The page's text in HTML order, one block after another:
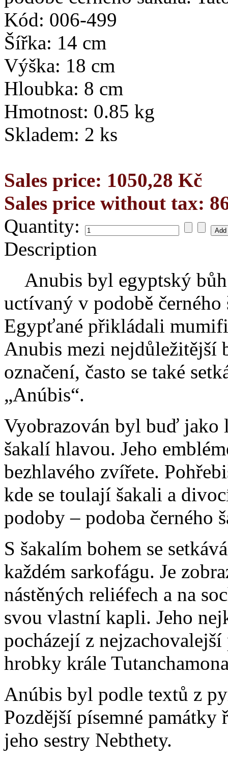
Kód: 006-499
Šířka: 14 cm
Výška: 18 cm
Hloubka: 8 cm
Hmotnost: 0.85 kg
Skladem: 2 ks
Sales price: 1050,28 Kč
Sales price without tax:
Quantity:
Description
Anubis byl egyptský
uctívaný v podobě
Egypťané přikládali
Anubis mezi nejdůležitější
označení, často se také
„Anúbis“.
Vyobrazován byl buď jako
šakalí hlavou. Jeho
bezhlavého zvířete.
kde se toulají šakali a
podoby – podoba černého
S šakalím bohem se
každém sarkofágu. Je
nástěných reliéfech a na
svou vlastní kapli. Jeho
pocházejí z
hrobky krále
Anúbis byl podle textů z
Pozdější písemné
jeho sestry Nebthety.